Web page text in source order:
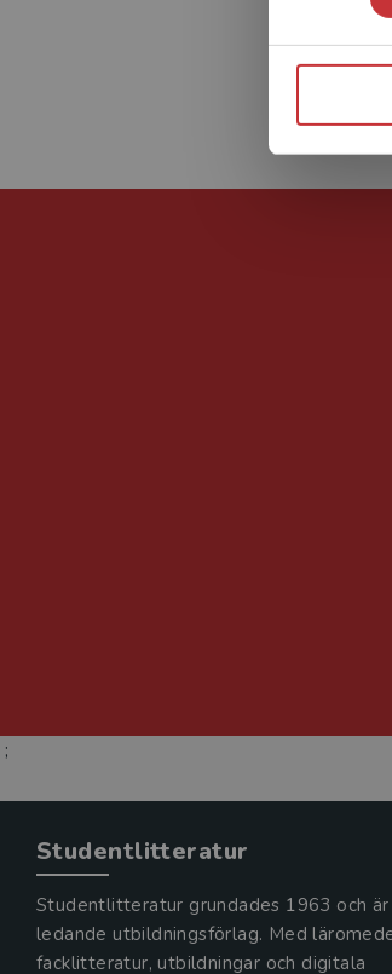
;
Studentlitteratur
Studentlitteratur grundades 1963 och är
ledande utbildningsförlag. Med
facklitteratur, utbildningar och digitala